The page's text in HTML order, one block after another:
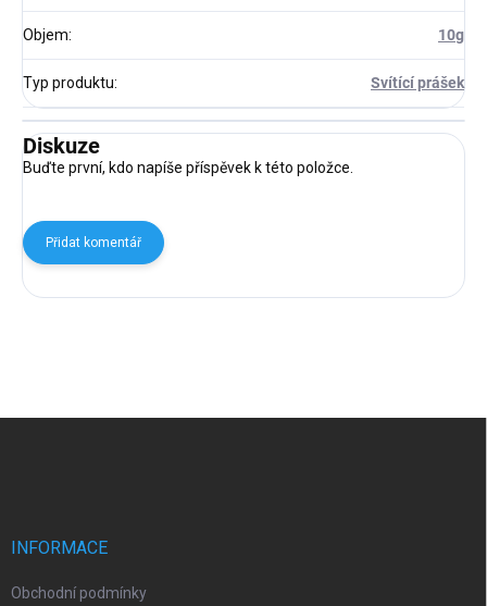
Objem: 10g
Typ produktu: Svítící prášek
Diskuze
Buďte první, kdo napíše příspěvek k této položce.
Přidat komentář
INFORMACE
Obchodní podmínky